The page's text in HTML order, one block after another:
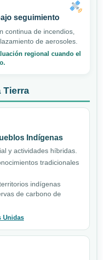
seguimiento
continua de incendios,
de aerosoles.
regional cuando el
Tierra
Indígenas
y actividades híbridas.
tradicionales
indígenas
de carbono de
Unidas